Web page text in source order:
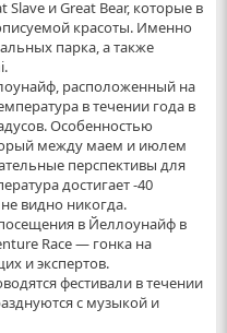
Slave и Great Bear, которые в
красоты. Именно
парка, а также
расположенный на
в течении года в
Особенностью
между маем и июлем
перспективы для
достигает -40
видно никогда.
в Йеллоунайф в
Race — гонка на
и экспертов.
фестивали в течении
с музыкой и